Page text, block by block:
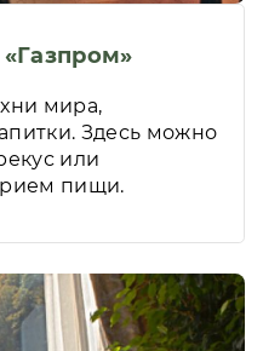
мира,
Здесь можно
или
пищи.